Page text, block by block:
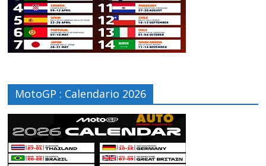
MotoGP : Calendario 2026